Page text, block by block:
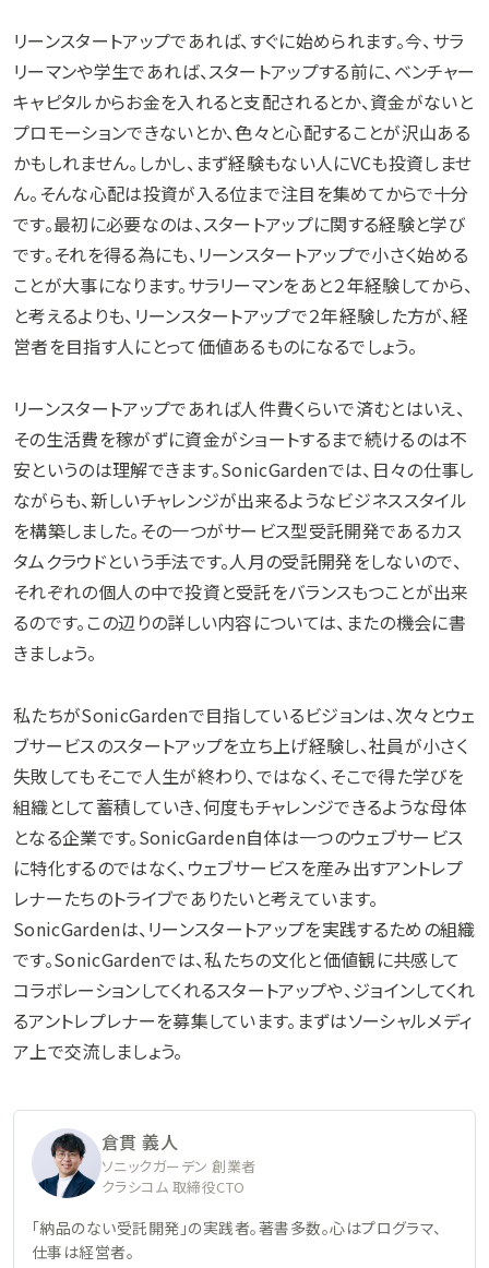
リーンスタートアップであれば、すぐに始められます。今、サラ
リーマンや学生であれば、スタートアップする前に、ベンチャー
キャピタルからお金を入れると支配されるとか、資金がないと
プロモーションできないとか、色々と心配することが沢山ある
かもしれません。しかし、まず経験もない人にVCも投資しませ
ん。そんな心配は投資が入る位まで注目を集めてからで十分
です。最初に必要なのは、スタートアップに関する経験と学び
です。それを得る為にも、リーンスタートアップで小さく始める
ことが大事になります。サラリーマンをあと２年経験してから、
と考えるよりも、リーンスタートアップで２年経験した方が、経
営者を目指す人にとって価値あるものになるでしょう。
リーンスタートアップであれば人件費くらいで済むとはいえ、
その生活費を稼がずに資金がショートするまで続けるのは不
安というのは理解できます。SonicGardenでは、日々の仕事し
ながらも、新しいチャレンジが出来るようなビジネススタイル
を構築しました。その一つがサービス型受託開発であるカス
タムクラウドという手法です。人月の受託開発をしないので、
それぞれの個人の中で投資と受託をバランスもつことが出来
るのです。この辺りの詳しい内容については、またの機会に書
きましょう。
私たちがSonicGardenで目指しているビジョンは、次々とウェ
ブサービスのスタートアップを立ち上げ経験し、社員が小さく
失敗してもそこで人生が終わり、ではなく、そこで得た学びを
組織として蓄積していき、何度もチャレンジできるような母体
となる企業です。SonicGarden自体は一つのウェブサービス
に特化するのではなく、ウェブサービスを産み出すアントレプ
レナーたちのトライブでありたいと考えています。
SonicGardenは、リーンスタートアップを実践するための組織
です。SonicGardenでは、私たちの文化と価値観に共感して
コラボレーションしてくれるスタートアップや、ジョインしてくれ
るアントレプレナーを募集しています。まずはソーシャルメディ
ア上で交流しましょう。
倉貫 義人
ソニックガーデン 創業者
クラシコム 取締役CTO
「納品のない受託開発」の実践者。著書多数。心はプログラマ、
仕事は経営者。